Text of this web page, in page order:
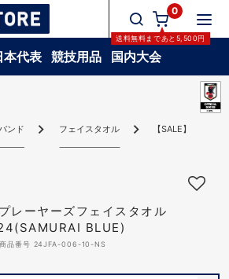
0
送料無料まであと 5,500円
本代表 競技用品 国内大会
ンド フェイスタオル 【SALE】プレー
レーヤーズフェイスタオル
BLUE)
商品番号 24JFA-006-10-NS